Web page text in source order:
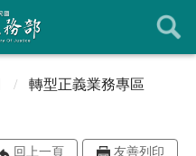
轉型正義業務專區
回上一頁 友善列印